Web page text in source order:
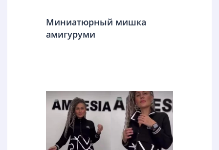
Миниатюрный мишка
амигуруми